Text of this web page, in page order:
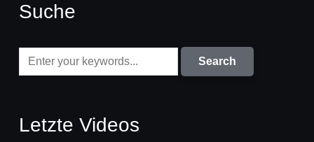
Suche
Letzte Videos